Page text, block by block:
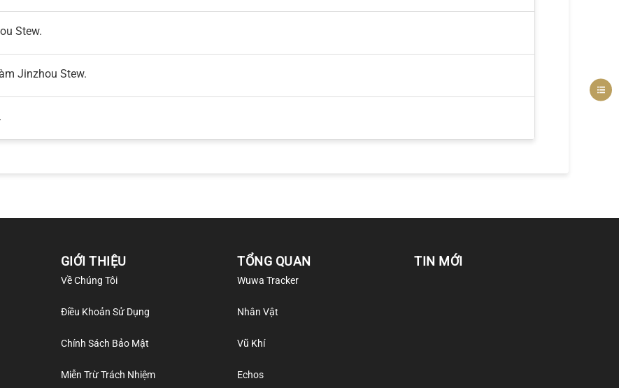
Stew.
Jinzhou Stew.
GIỚI THIỆU
Về Chúng Tôi
Điều Khoản Sử Dụng
Chính Sách Bảo Mật
Miễn Trừ Trách Nhiệm
TỔNG QUAN
Wuwa Tracker
Nhân Vật
Vũ Khí
Echos
TIN MỚI